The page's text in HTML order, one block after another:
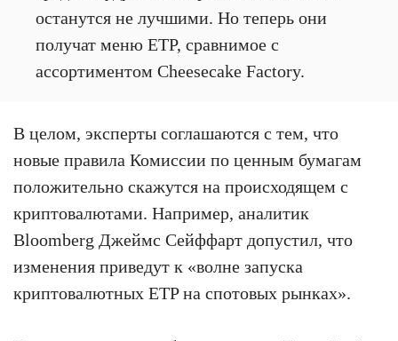
останутся не лучшими. Но теперь они
получат меню ETP, сравнимое с
ассортиментом Cheesecake Factory.
В целом, эксперты соглашаются с тем, что
новые правила Комиссии по ценным бумагам
положительно скажутся на происходящем с
криптовалютами. Например, аналитик
Bloomberg Джеймс Сейффарт допустил, что
изменения приведут к «волне запуска
криптовалютных ETP на спотовых рынках».